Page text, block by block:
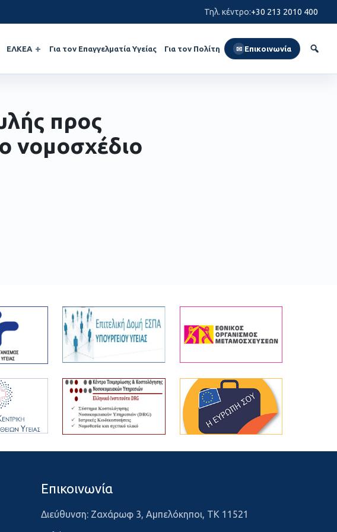
Τηλ. κέντρο:+30 213 2010 400
ΕΛΚΕΑ Για τον Επαγγελματία Υγείας Για τον Πολίτη ✉ Επικοινωνία
προς
νομοσχέδιο
Επικοινωνία
Διεύθυνση: Ζαχάρωφ 3, Αμπελόκηποι, ΤΚ 11521